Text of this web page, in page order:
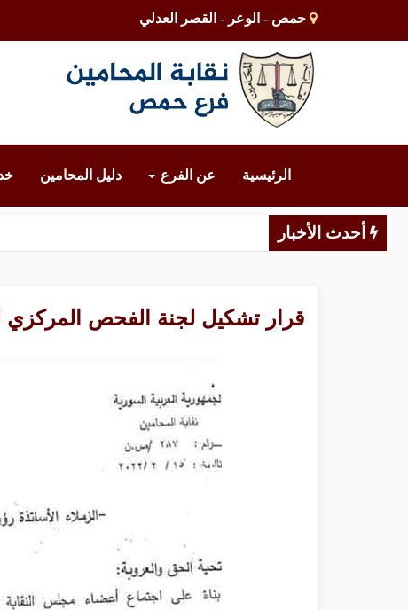
حمص - الوعر - القصر العدلي
الرئيسية عن الفرع دليل المحامين
أحدث الأخبار
قرار تشكيل لجنة الفحص المركزي